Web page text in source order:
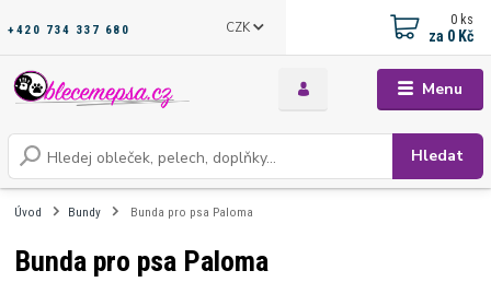
Menu
CZK
Hledat
+420 734 337 680
0 ks
za 0 Kč
Úvod Bundy Bunda pro psa Paloma
Bunda pro psa Paloma